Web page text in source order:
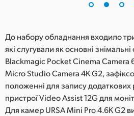
До набору обладнання входило
які слугували як основні
Blackmagic Pocket Cinema Camera
Micro Studio Camera 4K G2,
положенні для запису додаткових
пристрої Video Assist 12G для
Для камер URSA Mini Pro 4.6K G2